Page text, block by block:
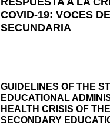
COVID-19: VOCES
SECUNDARIA
GUIDELINES OF THE
EDUCATIONAL
HEALTH CRISIS OF
SECONDARY